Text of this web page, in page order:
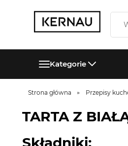
Kategorie
Strona główna Przepisy
TARTA Z
Składniki: